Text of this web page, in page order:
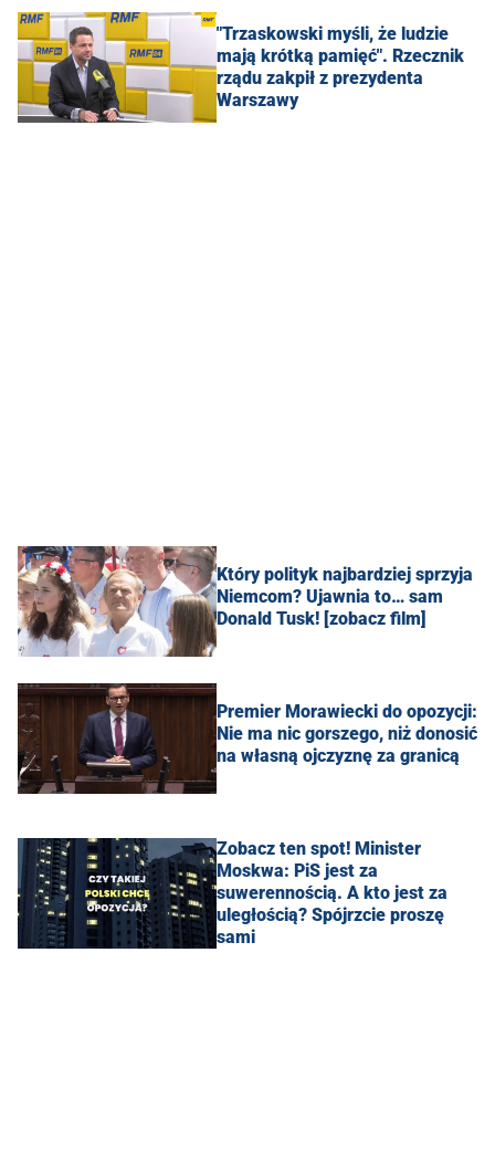
"Trzaskowski myśli, że ludzie
mają krótką pamięć". Rzecznik
rządu zakpił z prezydenta
Warszawy
Który polityk najbardziej sprzyja
Niemcom? Ujawnia to… sam
Donald Tusk! [zobacz film]
Premier Morawiecki do opozycji:
Nie ma nic gorszego, niż donosić
na własną ojczyznę za granicą
Zobacz ten spot! Minister
Moskwa: PiS jest za
suwerennością. A kto jest za
uległością? Spójrzcie proszę
sami